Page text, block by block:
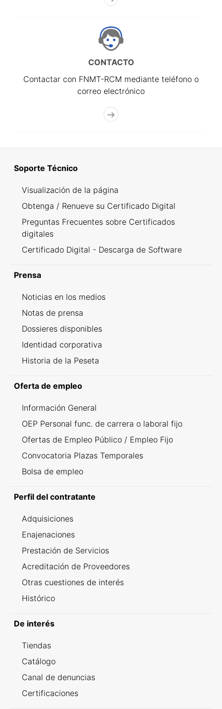
CONTACTO
Contactar con FNMT-RCM mediante teléfono o
correo electrónico
Soporte Técnico
Visualización de la página
Obtenga / Renueve su Certificado Digital
Preguntas Frecuentes sobre Certificados
digitales
Certificado Digital - Descarga de Software
Prensa
Noticias en los medios
Notas de prensa
Dossieres disponibles
Identidad corporativa
Historia de la Peseta
Oferta de empleo
Información General
OEP Personal func. de carrera o laboral fijo
Ofertas de Empleo Público / Empleo Fijo
Convocatoria Plazas Temporales
Bolsa de empleo
Perfil del contratante
Adquisiciones
Enajenaciones
Prestación de Servicios
Acreditación de Proveedores
Otras cuestiones de interés
Histórico
De interés
Tiendas
Catálogo
Canal de denuncias
Certificaciones